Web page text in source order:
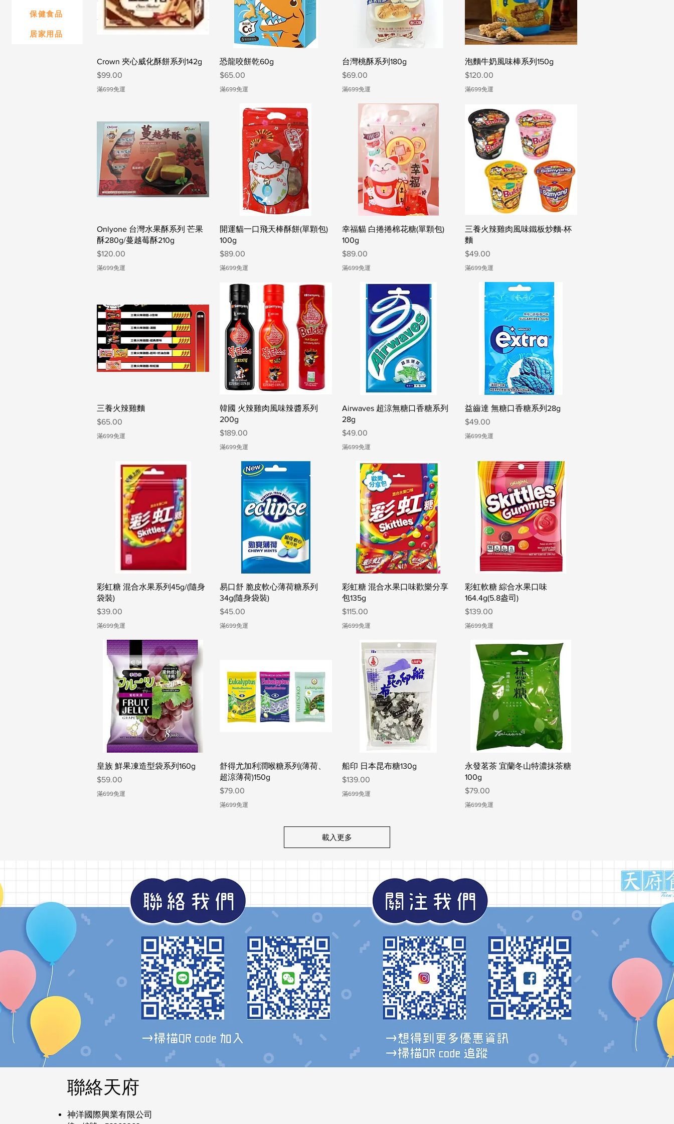
保健食品
居家用品
快速瀏覽
Crown 夾心威化酥餅系列142g
價格
$99.00
滿699免運
快速瀏覽
恐龍咬餅乾60g
價格
$65.00
滿699免運
快速瀏覽
台灣桃酥系列180g
價格
$69.00
滿699免運
快速瀏覽
泡麵牛奶風味棒系列150g
價格
$120.00
滿699免運
快速瀏覽
Onlyone 台灣水果酥系列 芒果
酥280g/蔓越莓酥210g
價格
$120.00
滿699免運
快速瀏覽
開運貓一口飛天棒酥餅(單顆包)
100g
價格
$89.00
滿699免運
快速瀏覽
幸福貓 白捲捲棉花糖(單顆包)
100g
價格
$89.00
滿699免運
快速瀏覽
三養火辣雞肉風味鐵板炒麵-杯
麵
價格
$49.00
滿699免運
快速瀏覽
三養火辣雞麵
價格
$65.00
滿699免運
快速瀏覽
韓國 火辣雞肉風味辣醬系列
200g
價格
$189.00
滿699免運
快速瀏覽
Airwaves 超涼無糖口香糖系列
28g
價格
$49.00
滿699免運
快速瀏覽
益齒達 無糖口香糖系列28g
價格
$49.00
滿699免運
快速瀏覽
彩虹糖 混合水果系列45g/(隨身
袋裝)
價格
$39.00
滿699免運
快速瀏覽
易口舒 脆皮軟心薄荷糖系列
34g(隨身袋裝)
價格
$45.00
滿699免運
快速瀏覽
彩虹糖 混合水果口味歡樂分享
包135g
價格
$115.00
滿699免運
快速瀏覽
彩虹軟糖 綜合水果口味
164.4g(5.8盎司)
價格
$139.00
滿699免運
快速瀏覽
皇族 鮮果凍造型袋系列160g
價格
$59.00
滿699免運
快速瀏覽
舒得尤加利潤喉糖系列(薄荷、
超涼薄荷)150g
價格
$79.00
滿699免運
快速瀏覽
船印 日本昆布糖130g
價格
$139.00
滿699免運
快速瀏覽
永發茗茶 宜蘭冬山特濃抹茶糖
100g
價格
$79.00
滿699免運
載入更多
聯絡天府
神洋國際興業有限公司